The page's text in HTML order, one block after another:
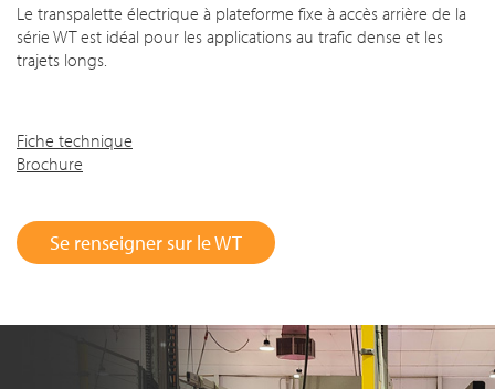
Le transpalette électrique à plateforme fixe à accès arrière de la
série WT est idéal pour les applications au trafic dense et les
trajets longs.
Fiche technique
Brochure
Se renseigner sur le WT